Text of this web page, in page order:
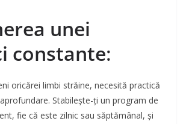
unei
constante:
oricărei limbi străine, necesită practică
Stabilește-ți un program de
fie că este zilnic sau săptămânal, și